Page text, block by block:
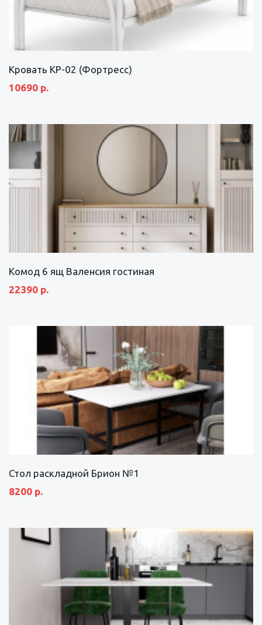
Кровать КР-02 (Фортресс)
10690 р.
Комод 6 ящ Валенсия гостиная
22390 р.
Стол раскладной Брион №1
8200 р.